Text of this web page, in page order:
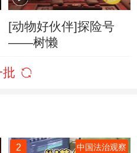
[动物好伙伴]探险号
——树懒
批
2 中国法治观察